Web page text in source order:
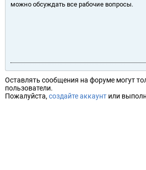
можно обсуждать все рабочие вопросы.
Оставлять сообщения на форуме могут
пользователи.
Пожалуйста, создайте аккаунт или